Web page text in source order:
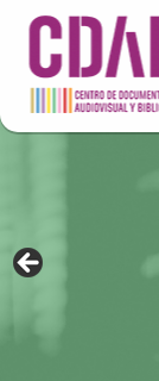
DOCUMENTA